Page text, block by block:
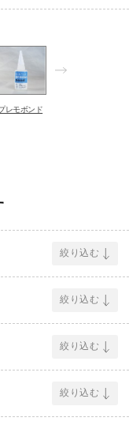
レモボンド
絞り込む
絞り込む
絞り込む
絞り込む